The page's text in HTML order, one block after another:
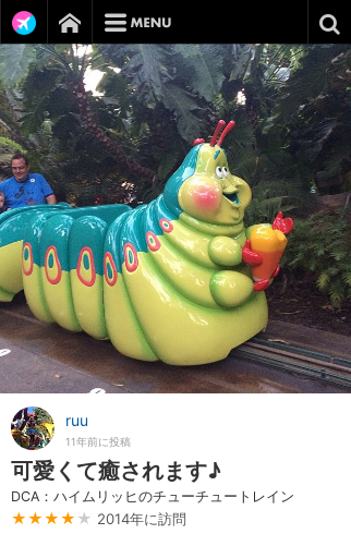
ruu
11年前に投稿
可愛くて癒されます♪
DCA：ハイムリッヒのチューチュートレイン
★★★★ ★ 2014年に訪問